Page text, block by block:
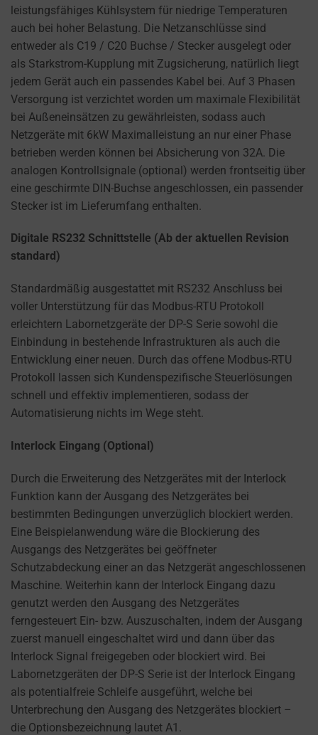
leistungsfähiges Kühlsystem für niedrige Temperaturen
auch bei hoher Belastung. Die Netzanschlüsse sind
entweder als C19 / C20 Buchse / Stecker ausgelegt oder
als Starkstrom-Kupplung mit Zugsicherung, natürlich liegt
jedem Gerät auch ein passendes Kabel bei. Auf 3 Phasen
Versorgung ist verzichtet worden um maximale Flexibilität
bei Außeneinsätzen zu gewährleisten, sodass auch
Netzgeräte mit 6kW Maximalleistung an nur einer Phase
betrieben werden können bei Absicherung von 32A. Die
analogen Kontrollsignale (optional) werden frontseitig über
eine geschirmte DIN-Buchse angeschlossen, ein passender
Stecker ist im Lieferumfang enthalten.
Digitale RS232 Schnittstelle (Ab der aktuellen Revision
standard)
Standardmäßig ausgestattet mit RS232 Anschluss bei
voller Unterstützung für das Modbus-RTU Protokoll
erleichtern Labornetzgeräte der DP-S Serie sowohl die
Einbindung in bestehende Infrastrukturen als auch die
Entwicklung einer neuen. Durch das offene Modbus-RTU
Protokoll lassen sich Kundenspezifische Steuerlösungen
schnell und effektiv implementieren, sodass der
Automatisierung nichts im Wege steht.
Interlock Eingang (Optional)
Durch die Erweiterung des Netzgerätes mit der Interlock
Funktion kann der Ausgang des Netzgerätes bei
bestimmten Bedingungen unverzüglich blockiert werden.
Eine Beispielanwendung wäre die Blockierung des
Ausgangs des Netzgerätes bei geöffneter
Schutzabdeckung einer an das Netzgerät angeschlossenen
Maschine. Weiterhin kann der Interlock Eingang dazu
genutzt werden den Ausgang des Netzgerätes
ferngesteuert Ein- bzw. Auszuschalten, indem der Ausgang
zuerst manuell eingeschaltet wird und dann über das
Interlock Signal freigegeben oder blockiert wird. Bei
Labornetzgeräten der DP-S Serie ist der Interlock Eingang
als potentialfreie Schleife ausgeführt, welche bei
Unterbrechung den Ausgang des Netzgerätes blockiert –
die Optionsbezeichnung lautet A1.